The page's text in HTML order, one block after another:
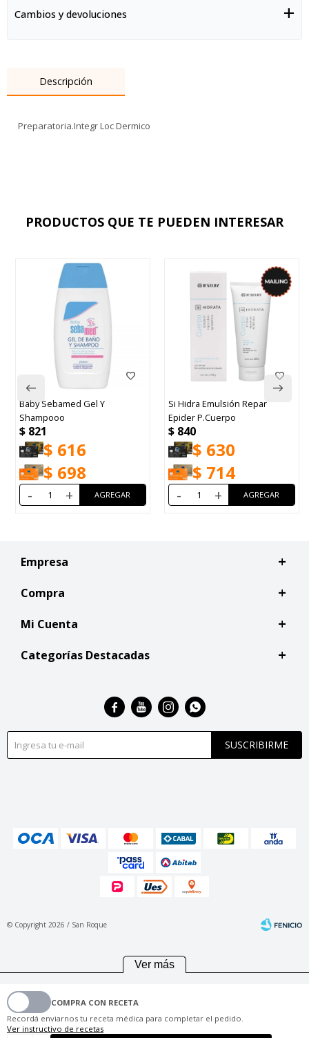
COMPRA CON RECETA
Recordá enviarnos tu receta médica para completar el pedido.
Ver instructivo de recetas
Cambios y devoluciones
Descripción
Preparatoria.Integr Loc Dermico
PRODUCTOS QUE TE PUEDEN INTERESAR
Si Hidra Emulsión Repar
Epider P.Cuerpo
$ 840
$630
$714
Tiaxal Crema
$875
$656
$744
Empresa
Compra
Mi Cuenta
Categorías Destacadas
SUSCRIBIRME
   
© Copyright 2026 / San Roque
Ver más